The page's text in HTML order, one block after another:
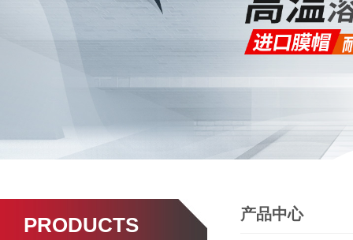
PRODUCTS 产品中心